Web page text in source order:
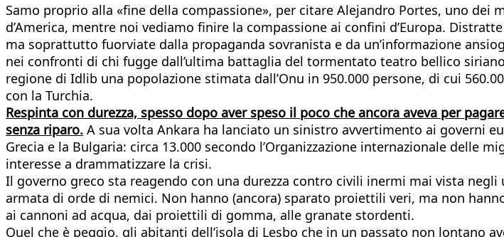
Samo proprio alla «fine della compassione», per citare Alejandro Portes, uno
d’America, mentre noi vediamo finire la compassione ai confini d’Europa.
ma soprattutto fuorviate dalla propaganda sovranista e da un’informazione
nei confronti di chi fugge dall’ultima battaglia del tormentato teatro bellico
regione di Idlib una popolazione stimata dall’Onu in 950.000 persone, di cui
con la Turchia.
Respinta con durezza, spesso dopo aver speso il poco che ancora aveva per
senza riparo. A sua volta Ankara ha lanciato un sinistro avvertimento ai governi
Grecia e la Bulgaria: circa 13.000 secondo l’Organizzazione internazionale delle
interesse a drammatizzare la crisi.
Il governo greco sta reagendo con una durezza contro civili inermi mai vista
armata di orde di nemici. Non hanno (ancora) sparato proiettili veri, ma non
ai cannoni ad acqua, dai proiettili di gomma, alle granate stordenti.
Quel che è peggio, gli abitanti dell’isola di Lesbo che in un passato non lontano